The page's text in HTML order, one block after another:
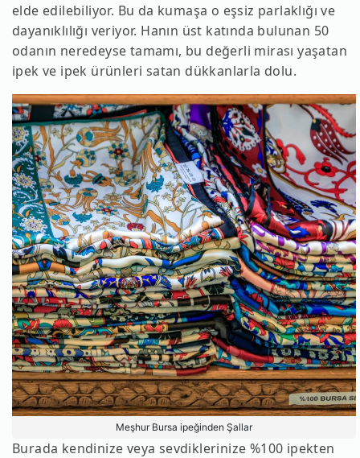
elde edilebiliyor. Bu da kumaşa o eşsiz parlaklığı ve
dayanıklılığı veriyor. Hanın üst katında bulunan 50
odanın neredeyse tamamı, bu değerli mirası yaşatan
ipek ve ipek ürünleri satan dükkanlarla dolu.
Meşhur Bursa ipeğinden Şallar
Burada kendinize veya sevdiklerinize %100 ipekten